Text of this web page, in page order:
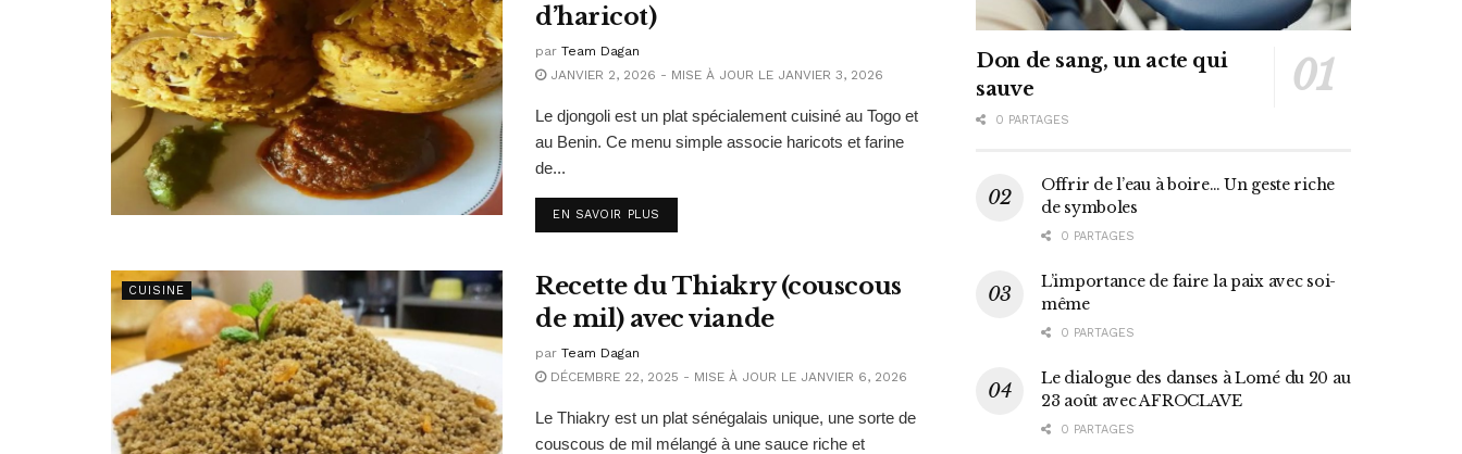
d’haricot)
par Team Dagan
JANVIER 2, 2026 - MISE À JOUR LE JANVIER 3, 2026
Le djongoli est un plat spécialement cuisiné au Togo et
au Benin. Ce menu simple associe haricots et farine
de...
EN SAVOIR PLUS
CUISINE
Recette du Thiakry (couscous
de mil) avec viande
par Team Dagan
DÉCEMBRE 22, 2025 - MISE À JOUR LE JANVIER 6, 2026
Le Thiakry est un plat sénégalais unique, une sorte de
couscous de mil mélangé à une sauce riche et
Don de sang, un acte qui
sauve
0 PARTAGES
Offrir de l’eau à boire… Un geste riche
de symboles
0 PARTAGES
L’importance de faire la paix avec soi-
même
0 PARTAGES
Le dialogue des danses à Lomé du 20 au
23 août avec AFROCLAVE
0 PARTAGES